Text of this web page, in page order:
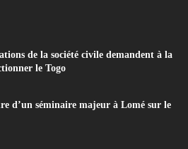
de la société civile demandent à la
le Togo
d’un séminaire majeur à Lomé sur le